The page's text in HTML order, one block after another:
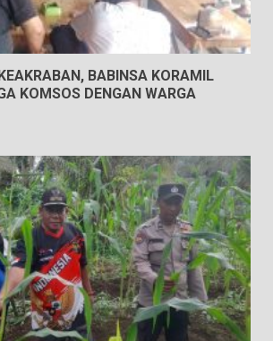
BABINSA KORAMIL
KOMSOS DENGAN WARGA